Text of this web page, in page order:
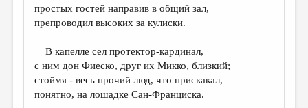
ДЕТСКАЯ КОМНАТА
КНИЖНАЯ ПОЛКА
ОБЗОР ЛИТЕРАТУРЫ
СТРАНИЦЫ ПАМЯТИ
простых гостей направив в общий зал,
препроводил высоких за кулиски.
В капелле сел протектор-кардинал,
с ним дон Фиеско, друг их Микко, близкий;
стоймя - весь прочий люд, что прискакал,
понятно, на лошадке Сан-Франциска.